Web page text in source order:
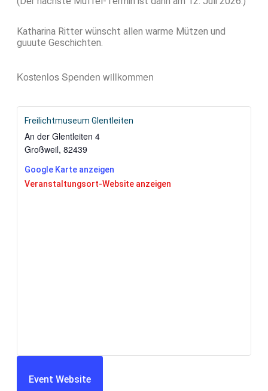
Katharina Ritter wünscht allen warme Mützen und
guuute Geschichten.
Kostenlos Spenden willkommen
Freilichtmuseum Glentleiten
An der Glentleiten 4
Großweil, 82439
Google Karte anzeigen
Veranstaltungsort-Website anzeigen
Event Website